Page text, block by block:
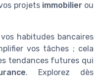
projets immobilierou
habitudes bancaires
vos tâches ; cela
tendances futures qui
. Explorez dès